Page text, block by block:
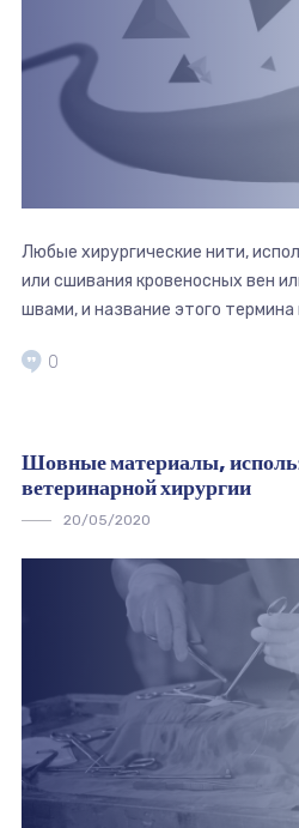
Любые хирургические нити,
или сшивания кровеносных вен
швами, и название этого термина
0
Шовные материалы,
ветеринарной хирургии
20/05/2020